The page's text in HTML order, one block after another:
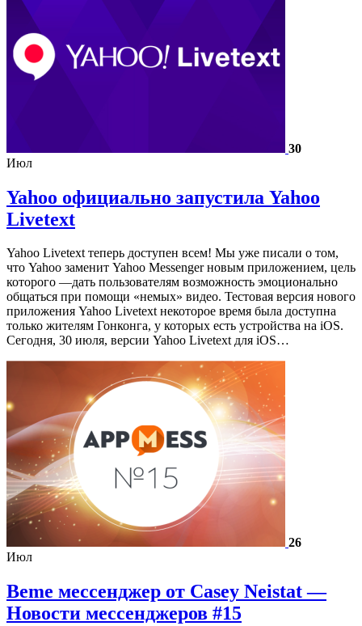
30
Июл
Yahoo официально запустила Yahoo
Livetext
Yahoo Livetext теперь доступен всем! Мы уже писали о том,
что Yahoo заменит Yahoo Messenger новым приложением, цель
которого —дать пользователям возможность эмоционально
общаться при помощи «немых» видео. Тестовая версия нового
приложения Yahoo Livetext некоторое время была доступна
только жителям Гонконга, у которых есть устройства на iOS.
Сегодня, 30 июля, версии Yahoo Livetext для iOS…
26
Июл
Beme мессенджер от Casey Neistat —
Новости мессенджеров #15